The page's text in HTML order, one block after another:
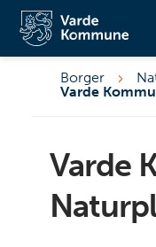
Borger
Varde
Hvad kan der
Hvor mange
Er der en
Hvad ydes der
Hvordan
Økonomisk
Varde